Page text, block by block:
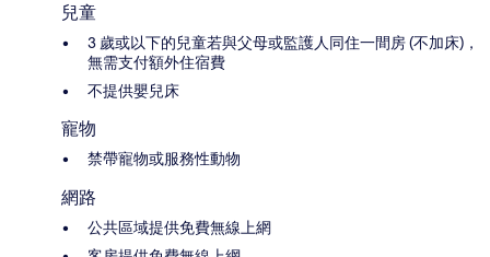
兒童
3 歲或以下的兒童若與父母或監護人同住一間房 (不加床)，
無需支付額外住宿費
不提供嬰兒床
寵物
禁帶寵物或服務性動物
網路
公共區域提供免費無線上網